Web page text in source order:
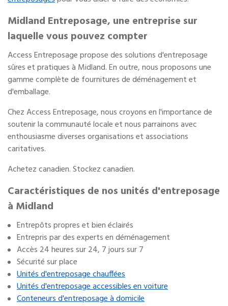
Midland Entreposage, une entreprise sur
laquelle vous pouvez compter
Access Entreposage propose des solutions d'entreposage
sûres et pratiques à Midland. En outre, nous proposons une
gamme complète de fournitures de déménagement et
d'emballage.
Chez Access Entreposage, nous croyons en l'importance de
soutenir la communauté locale et nous parrainons avec
enthousiasme diverses organisations et associations
caritatives.
Achetez canadien. Stockez canadien.
Caractéristiques de nos unités d'entreposage
à Midland
Entrepôts propres et bien éclairés
Entrepris par des experts en déménagement
Accès 24 heures sur 24, 7 jours sur 7
Sécurité sur place
Unités d'entreposage chauffées
Unités d'entreposage accessibles en voiture
Conteneurs d'entreposage à domicile